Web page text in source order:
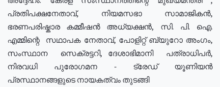
പ്രതിപക്ഷനേതാവ്, നിയമസഭാ സാമാജികൻ,
ഭരണപരിഷ്കാര കമ്മീഷൻ അധ്യക്ഷൻ, സി. പി. ഐ.
എമ്മിന്റെ സഥാപക നേതാവ്, പോളിറ്റ് ബ്യുറോ അംഗം,
സംസ്ഥാന സെക്രട്ടറി, ദേശാഭിമാനി പത്രാധിപർ,
നിരവധി പുരോഗമന - ട്രേഡ് യൂണിയൻ
പ്രസ്ഥാനങ്ങളുടെ നായകത്വം തുടങ്ങി